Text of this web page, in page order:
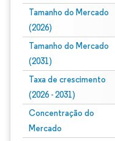
Tamanho do Mercado
(2026)
Tamanho do Mercado
(2031)
Taxa de crescimento
(2026 - 2031)
Concentração do
Mercado